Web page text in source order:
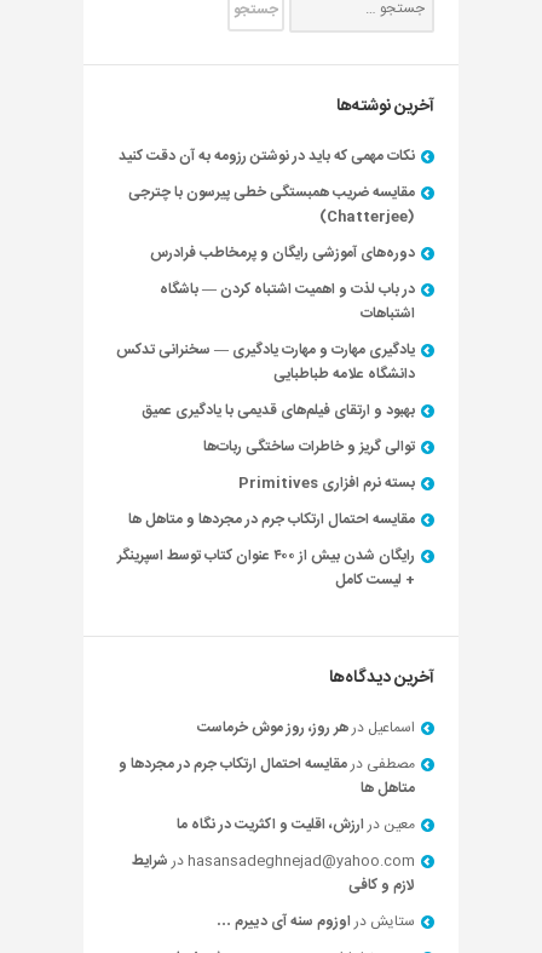
آخرین نوشته‌ها
نکات مهمی که باید در نوشتن رزومه به آن دقت کنید
مقایسه ضریب همبستگی خطی پیرسون با چترجی
(Chatterjee)
دوره‌های آموزشی رایگان و پرمخاطب فرادرس
در باب لذت و اهمیت اشتباه کردن — باشگاه
اشتباهات
یادگیری مهارت و مهارت یادگیری — سخنرانی تدکس
دانشگاه علامه طباطبایی
بهبود و ارتقای فیلم‌های قدیمی با یادگیری عمیق
توالی گریز و خاطرات ساختگی ربات‌ها
بسته نرم افزاری Primitives
مقایسه احتمال ارتکاب جرم در مجردها و متاهل ها
رایگان شدن بیش از ۴۰۰ عنوان کتاب توسط اسپرینگر
+ لیست کامل
آخرین دیدگاه‌ها
اسماعیل درهر روز، روز موش خرماست
مصطفی درمقایسه احتمال ارتکاب جرم در مجردها و
متاهل ها
معین درارزش، اقلیت و اکثریت در نگاه ما
hasansadeghnejad@yahoo.com درشرایط
لازم و کافی
ستایش دراوزوم سنه آی دییرم …